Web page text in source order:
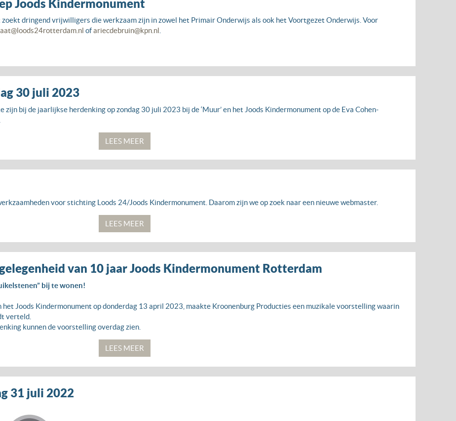
Joods Kindermonument
dringend vrijwilligers die werkzaam zijn in zowel het Primair Onderwijs als ook het Voortgezet Onderwijs. Voor
ofariecdebruin@kpn.nl
30 juli 2023
bij de jaarlijkse herdenking op zondag 30 juli 2023 bij de ‘Muur’ en het Joods Kindermonument op de Eva Cohen-
LEES MEER
voor stichting Loods 24/Joods Kindermonument. Daarom zijn we op zoek naar een nieuwe webmaster.
LEES MEER
van 10 jaar Joods Kindermonument Rotterdam
bij te wonen!
Joods Kindermonument op donderdag 13 april 2023, maakte Kroonenburg Producties een muzikale voorstelling waarin
verteld.
kunnen de voorstelling overdag zien.
LEES MEER
31 juli 2022